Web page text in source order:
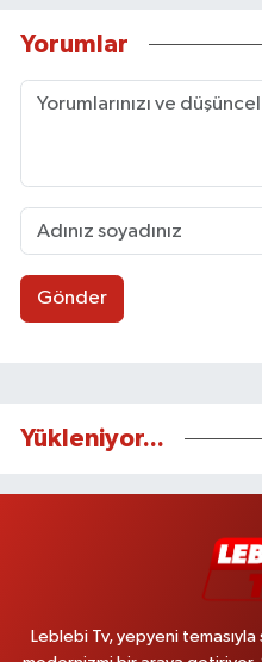
Yorumlar
Gönder
Yükleniyor...
Leblebi Tv, yepyeni